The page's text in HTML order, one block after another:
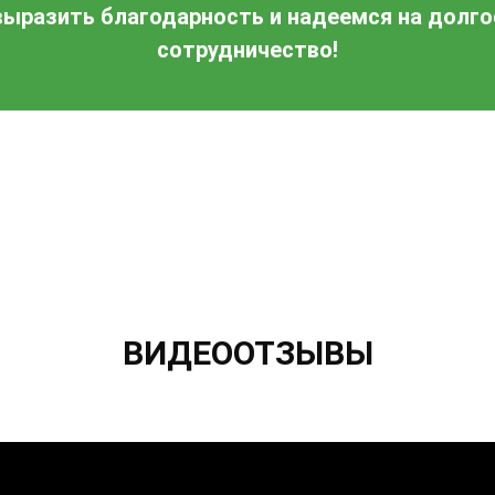
благодарность и надеемся на
сотрудничество!
ВИДЕООТЗЫВЫ